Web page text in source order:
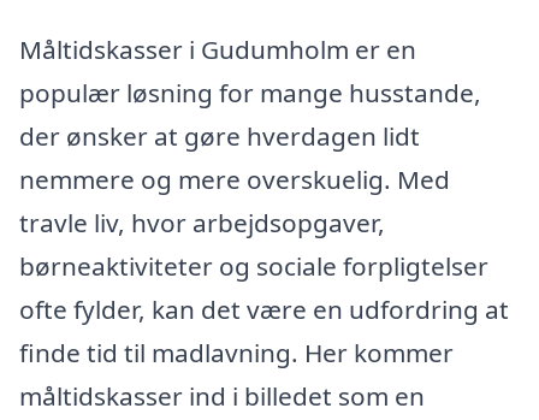
Måltidskasser i Gudumholm er en
populær løsning for mange husstande,
der ønsker at gøre hverdagen lidt
nemmere og mere overskuelig. Med
travle liv, hvor arbejdsopgaver,
børneaktiviteter og sociale forpligtelser
ofte fylder, kan det være en udfordring at
finde tid til madlavning. Her kommer
måltidskasser ind i billedet som en